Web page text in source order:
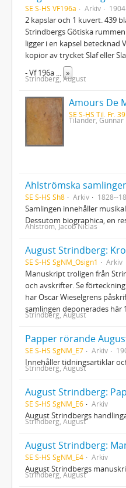
SE S-HS VF196a Arkiv 1904
2 kapslar och 1 kuvert. 439
Strindbergs Götiska
ligger i en kapsel betecknad
kopior av trycket Slaf eller
- Vf 196a
»
Strindberg, August
SE S-HS Til. Fr. 39
Tilander, Gunnar
Ahlströmska
SE S-HS Sh8 Arkiv 1828--
Samlingen innehåller
Dessutom biographica, en
Ahlström, Jacob Niclas
SE S-HS SgNM_Osign1 Arkiv
Manuskript troligen från
och avskrifter. Se
har Oscar Wieselgrens
samlingen deponerades här
Strindberg, August
SE S-HS SgNM_E7 Arkiv
Innehåller tidningsartiklar
Strindberg, August
SE S-HS SgNM_E6 Arkiv
August Strindbergs
Strindberg, August
SE S-HS SgNM_E4 Arkiv
August Strindbergs
Strindberg, August